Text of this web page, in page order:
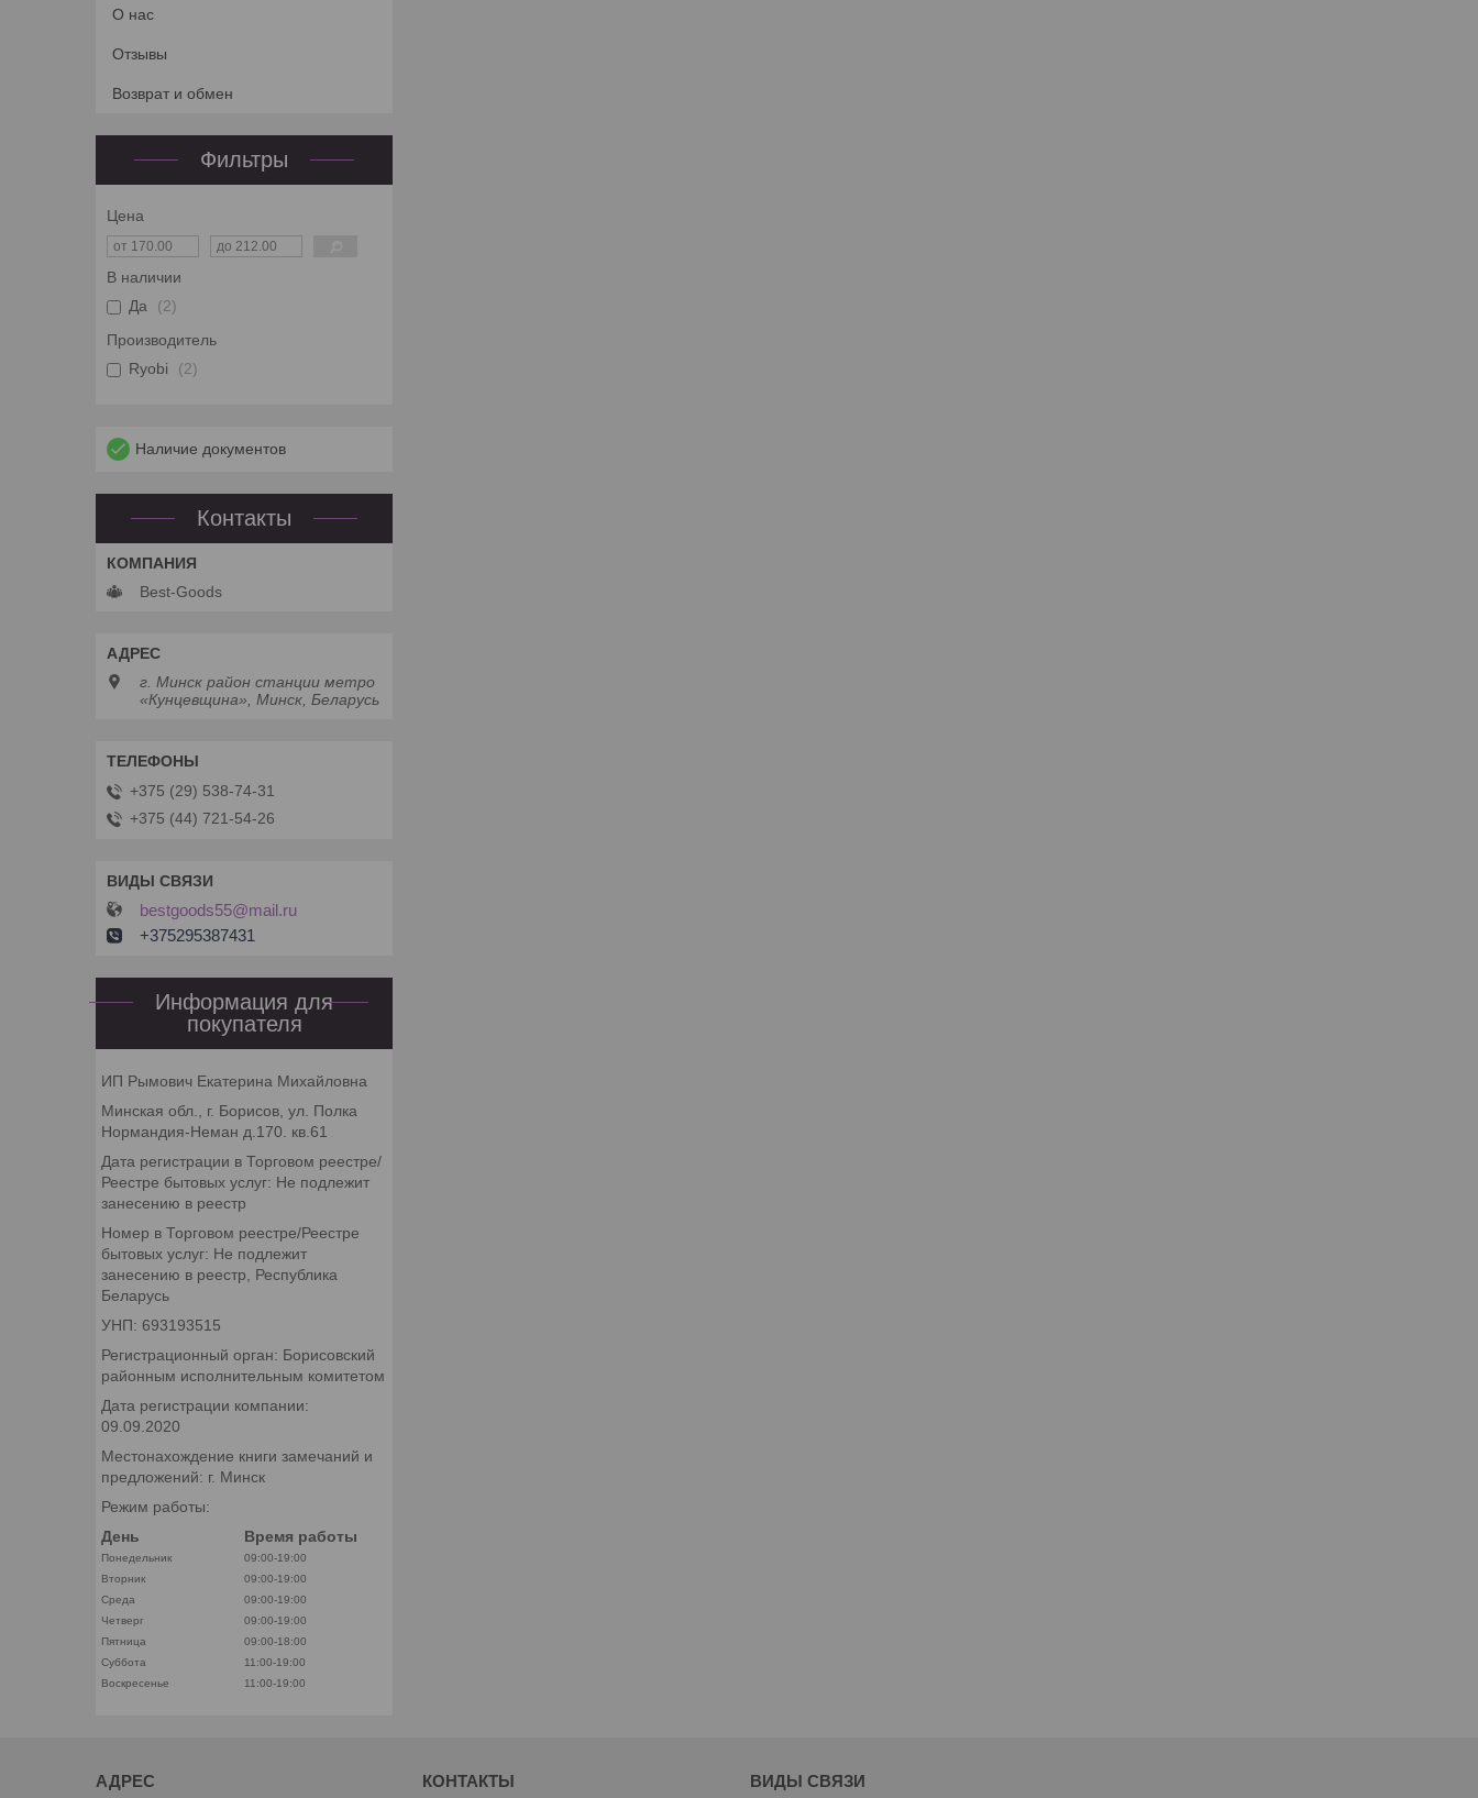
О нас
Отзывы
Возврат и обмен
Фильтры
Цена
В наличии
Да
2
Производитель
Ryobi
2
Наличие документов
Контакты
Best-Goods
г. Минск район станции метро
«Кунцевщина», Минск, Беларусь
+375 (29) 538-74-31
+375 (44) 721-54-26
bestgoods55@mail.ru
+375295387431
Информация для
покупателя
ИП Рымович Екатерина Михайловна
Минская обл., г. Борисов, ул. Полка
Нормандия-Неман д.170. кв.61
Дата регистрации в Торговом реестре/
Реестре бытовых услуг: Не подлежит
занесению в реестр
Номер в Торговом реестре/Реестре
бытовых услуг: Не подлежит
занесению в реестр, Республика
Беларусь
УНП: 693193515
Регистрационный орган: Борисовский
районным исполнительным комитетом
Дата регистрации компании:
09.09.2020
Местонахождение книги замечаний и
предложений: г. Минск
Режим работы:
День
Время работы
Понедельник
09:00-19:00
Вторник
09:00-19:00
Среда
09:00-19:00
Четверг
09:00-19:00
Пятница
09:00-18:00
Суббота
11:00-19:00
Воскресенье
11:00-19:00